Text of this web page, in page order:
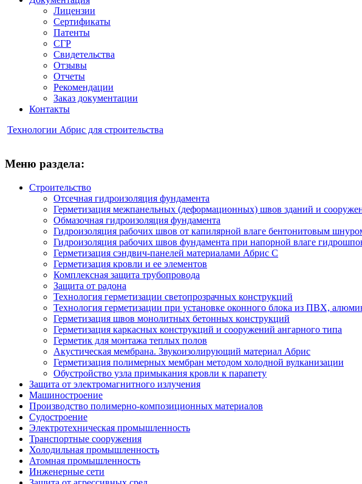
Лицензии
Сертификаты
Патенты
СГР
Свидетельства
Отзывы
Отчеты
Рекомендации
Заказ документации
Контакты
Технологии Абрис для строительства
Меню раздела:
Строительство
Отсечная гидроизоляция фундамента
Герметизация межпанельных (деформационных) швов зданий и
Обмазочная гидроизоляция фундамента
Гидроизоляция рабочих швов от капилярной влаге бентонитовым
Гидроизоляция рабочих швов фундамента при напорной влаге
Герметизация сэндвич-панелей материалами Абрис С
Герметизация кровли и ее элементов
Комплексная защита трубопровода
Защита от радона
Технология герметизации светопрозрачных конструкций
Технология герметизации при установке оконного блока из ПВХ,
Герметизация швов монолитных бетонных конструкций
Герметизация каркасных конструкций и сооружений ангарного типа
Герметик для монтажа теплых полов
Акустическая мембрана. Звукоизолирующий материал Абрис
Герметизация полимерных мембран методом холодной вулканизации
Обустройство узла примыкания кровли к парапету
Защита от электромагнитного излучения
Машиностроение
Производство полимерно-композиционных материалов
Судостроение
Электротехническая промышленность
Транспортные сооружения
Холодильная промышленность
Атомная промышленность
Инженерные сети